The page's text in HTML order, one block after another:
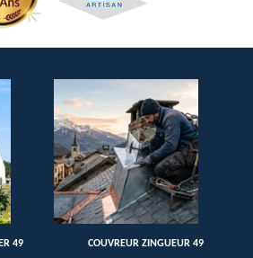
49 COUVREUR ZINGUEUR 49